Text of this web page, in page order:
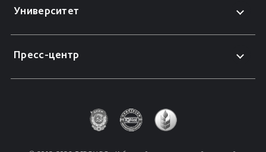
Университет
Пресс-центр